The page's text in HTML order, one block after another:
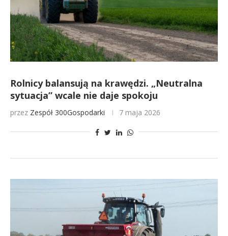
Rolnicy balansują na krawędzi. „Neutralna
sytuacja” wcale nie daje spokoju
przez Zespół 300Gospodarki 7 maja 2026